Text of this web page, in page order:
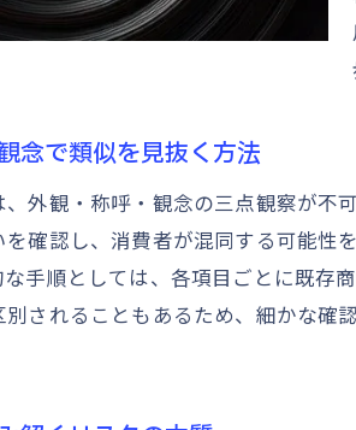
商標
商
商標
商標検索
商
念で類似を見抜く方法
外観・称呼・観念の三点観察が不
確認し、消費者が混同する可能性
手順としては、各項目ごとに既存
されることもあるため、細かな確